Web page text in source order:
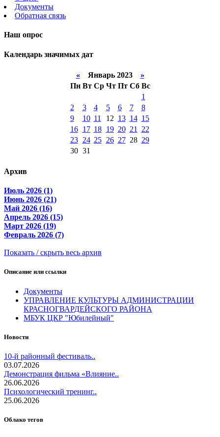
Документы
Обратная связь
Наш опрос
Календарь значимых дат
«Январь 2023 »
Пн Вт Ср Чт Пт Сб Вс
1
2
3 4 5 6 7
8
9
10 11 12 13 14 15
16
17 18 19 20 21
22
23
24 25 26 27 28 29
30 31
Архив
Июль 2026 (1)
Июнь 2026 (21)
Май 2026 (16)
Апрель 2026 (15)
Март 2026 (19)
Февраль 2026 (7)
Показать / скрыть весь архив
Описание или ссылки
Документы
УПРАВЛЕНИЕ КУЛЬТУРЫ АДМИНИСТРАЦИИ
КРАСНОГВАРДЕЙСКОГО РАЙОНА
МБУК ЦКР "Юбилейный"
Новости
10-й районный фестиваль..
03.07.2026
Демонстрация фильма «Влияние..
26.06.2026
Психологический тренинг..
25.06.2026
Облако тегов